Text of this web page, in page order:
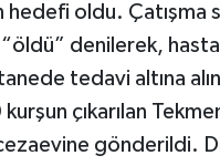
oldu. Çatışma
denilerek,
tedavi altına
çıkarılan
gönderildi.